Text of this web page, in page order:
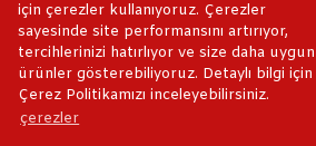
için çerezler kullanıyoruz. Çerezler
sayesinde site performansını artırıyor,
tercihlerinizi hatırlıyor ve size daha uygun
ürünler gösterebiliyoruz. Detaylı bilgi için
Çerez Politikamızı inceleyebilirsiniz.
çerezler
2019 © ClubSafari. Tüm Hakları